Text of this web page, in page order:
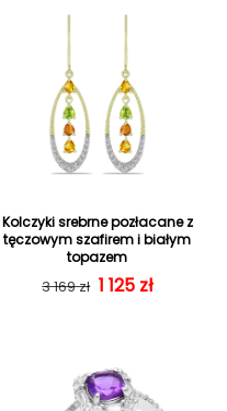
Kolczyki srebrne pozłacane z
tęczowym szafirem i białym
topazem
Cena
3 169 zł Cena
1 125 zł